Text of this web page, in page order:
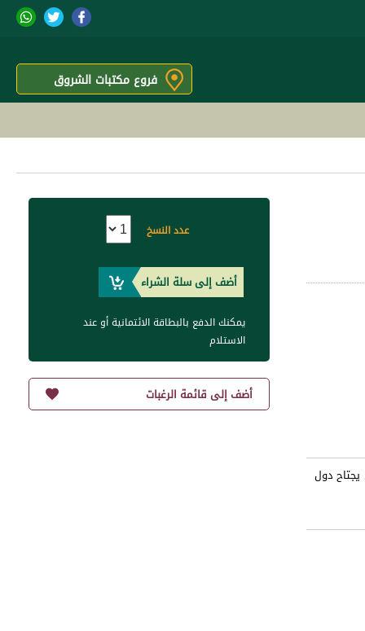
فروع مكتبات الشروق
يجتاح دول
عدد النسخ
أضف إلى سلة الشراء
يمكنك الدفع بالبطاقة الائتمانية أو عند
الاستلام
أضف إلى قائمة الرغبات